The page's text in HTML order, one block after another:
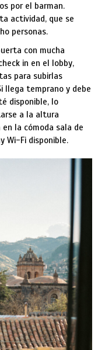
por el barman.
actividad, que se
personas.
con mucha
in en el lobby,
para subirlas
llega temprano y debe
disponible, lo
a la altura
la cómoda sala de
Wi-Fi disponible.